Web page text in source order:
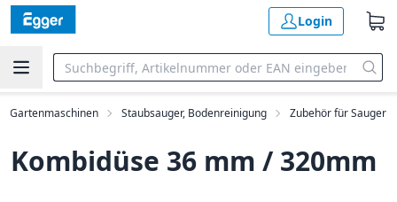
Login
Gartenmaschinen Staubsauger, Bodenreinigung Zubehör für Sauger
Kombidüse 36 mm / 320mm